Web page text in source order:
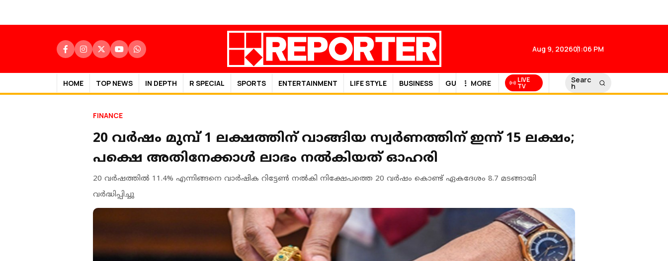
Aug 9, 202601:06 PM
HOME TOP NEWS IN DEPTH R SPECIAL SPORTS ENTERTAINMENT LIFE STYLE BUSINESS GULF NEWS
MORE LIVE
TV
Searc
h
FINANCE
20 വർഷം മുമ്പ് 1 ലക്ഷത്തിന് വാങ്ങിയ സ്വർണത്തിന് ഇന്ന് 15 ലക്ഷം;
പക്ഷെ അതിനേക്കാള്‍ ലാഭം നല്‍കിയത് ഓഹരി
20 വർഷത്തിൽ 11.4% എന്നിങ്ങനെ വാർഷിക റിട്ടേൺ നൽകി നിക്ഷേപത്തെ 20 വർഷം കൊണ്ട് ഏകദേശം 8.7 മടങ്ങായി
വർദ്ധിപ്പിച്ചു